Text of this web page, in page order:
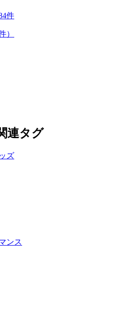
件
）
連タグ
ズ
ンス